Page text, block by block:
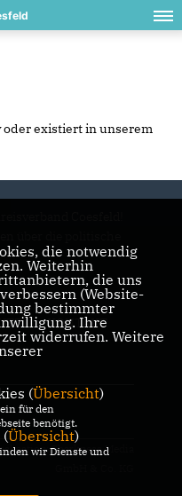
oder existiert in unserem
Coesfeld!
KONTAKT
Sharkness Media
die notwendig
Weiterhin
die uns
(Website-
bestimmter
Ihre
widerrufen. Weitere
(Übersicht)
für den
benötigt.
(Übersicht)
wir Dienste und